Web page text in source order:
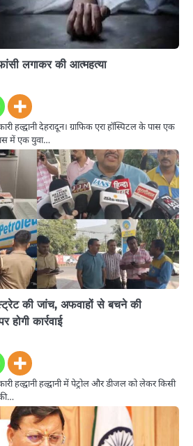
लगाकर की आत्महत्या
देहरादून। ग्राफिक एरा हॉस्पिटल के पास एक
में एक युवा…
की जांच, अफवाहों से बचने की
कार्रवाई
हल्द्वानी हल्द्वानी में पेट्रोल और डीजल को लेकर किसी